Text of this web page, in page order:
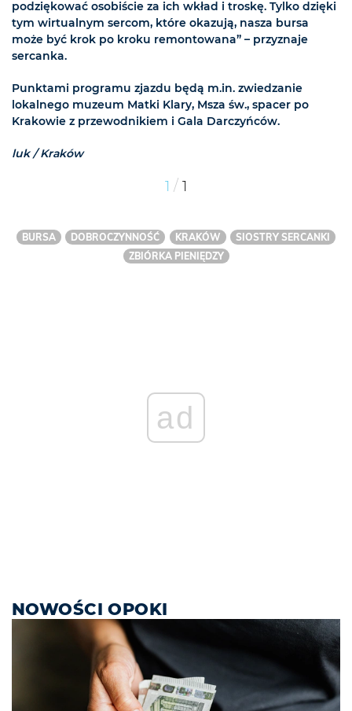
podziękować osobiście za ich wkład i troskę. Tylko dzięki
tym wirtualnym sercom, które okazują, nasza bursa
może być krok po kroku remontowana” – przyznaje
sercanka.
Punktami programu zjazdu będą m.in. zwiedzanie
lokalnego muzeum Matki Klary, Msza św., spacer po
Krakowie z przewodnikiem i Gala Darczyńców.
luk / Kraków
1 / 1
BURSA DOBROCZYNNOŚĆ KRAKÓW
SIOSTRY SERCANKI
ZBIÓRKA PIENIĘDZY
ad
NOWOŚCI OPOKI